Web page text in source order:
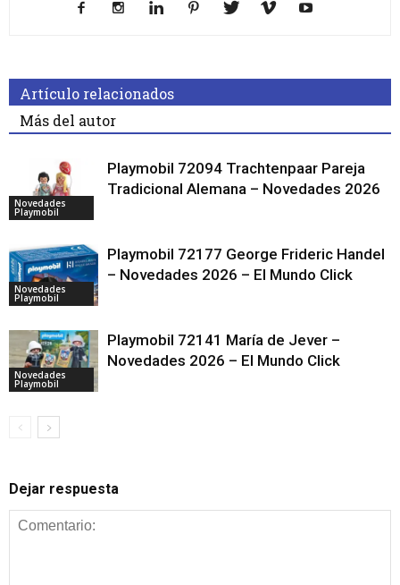
Artículo relacionados
Más del autor
Novedades
Playmobil
Playmobil 72094 Trachtenpaar Pareja
Tradicional Alemana – Novedades 2026
Novedades
Playmobil
Playmobil 72177 George Frideric Handel
– Novedades 2026 – El Mundo Click
Novedades
Playmobil
Playmobil 72141 María de Jever –
Novedades 2026 – El Mundo Click
Dejar respuesta